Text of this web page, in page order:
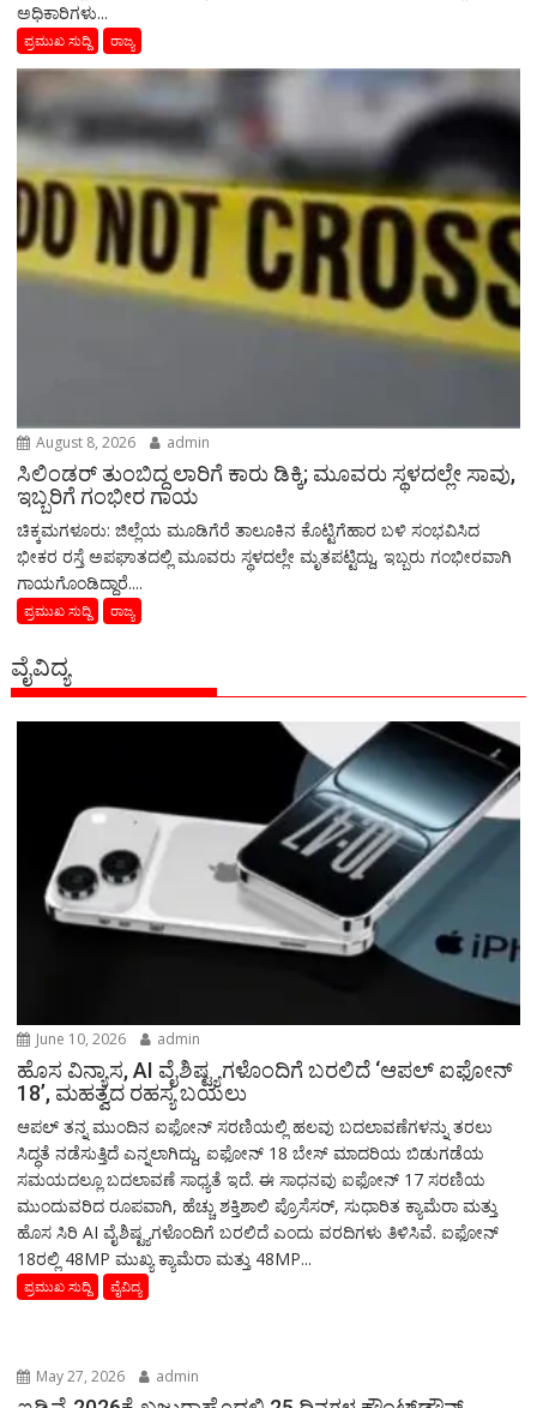
ಅಧಿಕಾರಿಗಳು...
ಪ್ರಮುಖ ಸುದ್ದಿ ರಾಜ್ಯ
August 8, 2026 admin
ಸಿಲಿಂಡರ್ ತುಂಬಿದ್ದ ಲಾರಿಗೆ ಕಾರು ಡಿಕ್ಕಿ; ಮೂವರು ಸ್ಥಳದಲ್ಲೇ ಸಾವು,
ಇಬ್ಬರಿಗೆ ಗಂಭೀರ ಗಾಯ
ಚಿಕ್ಕಮಗಳೂರು: ಜಿಲ್ಲೆಯ ಮೂಡಿಗೆರೆ ತಾಲೂಕಿನ ಕೊಟ್ಟಿಗೆಹಾರ ಬಳಿ ಸಂಭವಿಸಿದ
ಭೀಕರ ರಸ್ತೆ ಅಪಘಾತದಲ್ಲಿ ಮೂವರು ಸ್ಥಳದಲ್ಲೇ ಮೃತಪಟ್ಟಿದ್ದು, ಇಬ್ಬರು ಗಂಭೀರವಾಗಿ
ಗಾಯಗೊಂಡಿದ್ದಾರೆ....
ಪ್ರಮುಖ ಸುದ್ದಿ ರಾಜ್ಯ
ವೈವಿದ್ಯ
June 10, 2026 admin
ಹೊಸ ವಿನ್ಯಾಸ, AI ವೈಶಿಷ್ಟ್ಯಗಳೊಂದಿಗೆ ಬರಲಿದೆ ‘ಆಪಲ್ ಐಫೋನ್
18’, ಮಹತ್ವದ ರಹಸ್ಯ ಬಯಲು
ಆಪಲ್ ತನ್ನ ಮುಂದಿನ ಐಫೋನ್ ಸರಣಿಯಲ್ಲಿ ಹಲವು ಬದಲಾವಣೆಗಳನ್ನು ತರಲು
ಸಿದ್ಧತೆ ನಡೆಸುತ್ತಿದೆ ಎನ್ನಲಾಗಿದ್ದು, ಐಫೋನ್ 18 ಬೇಸ್ ಮಾದರಿಯ ಬಿಡುಗಡೆಯ
ಸಮಯದಲ್ಲೂ ಬದಲಾವಣೆ ಸಾಧ್ಯತೆ ಇದೆ. ಈ ಸಾಧನವು ಐಫೋನ್ 17 ಸರಣಿಯ
ಮುಂದುವರಿದ ರೂಪವಾಗಿ, ಹೆಚ್ಚು ಶಕ್ತಿಶಾಲಿ ಪ್ರೊಸೆಸರ್, ಸುಧಾರಿತ ಕ್ಯಾಮೆರಾ ಮತ್ತು
ಹೊಸ ಸಿರಿ AI ವೈಶಿಷ್ಟ್ಯಗಳೊಂದಿಗೆ ಬರಲಿದೆ ಎಂದು ವರದಿಗಳು ತಿಳಿಸಿವೆ. ಐಫೋನ್
18ರಲ್ಲಿ 48MP ಮುಖ್ಯ ಕ್ಯಾಮೆರಾ ಮತ್ತು 48MP...
ಪ್ರಮುಖ ಸುದ್ದಿ ವೈವಿದ್ಯ
May 27, 2026 admin